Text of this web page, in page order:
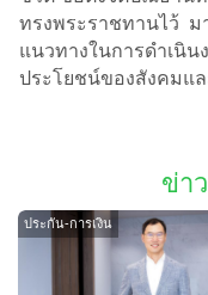
ทรงพระราชทานไว้ ม
แนวทางในการดำเนิน
ประโยชน์ของสังคมแ
ข่า
ประกัน-การเงิน